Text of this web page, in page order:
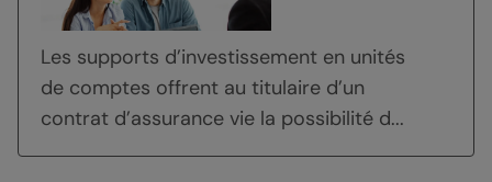
Les supports d’investissement en unités
de comptes offrent au titulaire d’un
contrat d’assurance vie la possibilité d...